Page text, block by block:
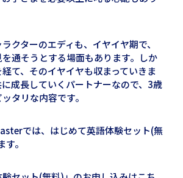
クターのエディも、イヤイヤ期で、
通そうとする場面もあります。しか
て、そのイヤイヤも収まっていきま
成長していくパートナーなので、3歳
タリな内容です。
では、はじめて英語体験セット(無
。